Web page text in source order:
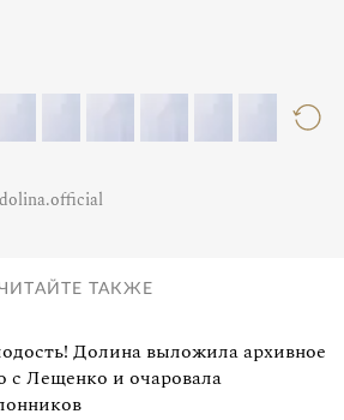
ТАКЖЕ
Долина выложила архивное
с Лещенко и очаровала